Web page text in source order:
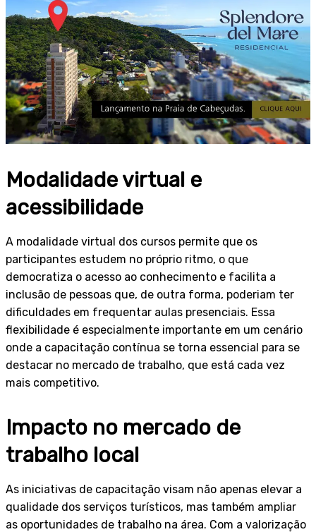
Modalidade virtual e
acessibilidade
A modalidade virtual dos cursos permite que os
participantes estudem no próprio ritmo, o que
democratiza o acesso ao conhecimento e facilita a
inclusão de pessoas que, de outra forma, poderiam ter
dificuldades em frequentar aulas presenciais. Essa
flexibilidade é especialmente importante em um cenário
onde a capacitação contínua se torna essencial para se
destacar no mercado de trabalho, que está cada vez
mais competitivo.
Impacto no mercado de
trabalho local
As iniciativas de capacitação visam não apenas elevar a
qualidade dos serviços turísticos, mas também ampliar
as oportunidades de trabalho na área. Com a valorização